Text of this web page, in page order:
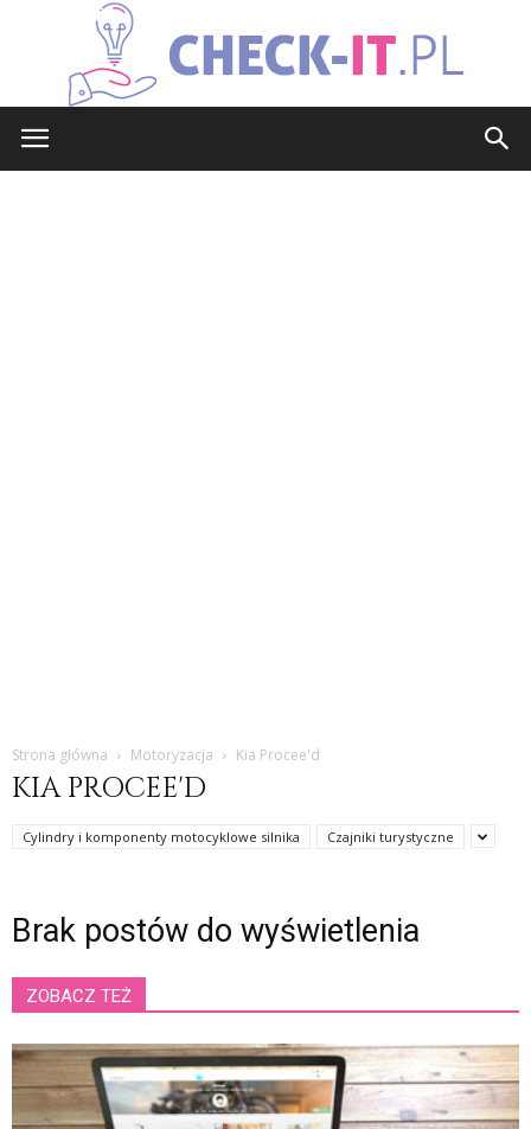
Strona główna Motoryzacja Kia Procee'd
KIA PROCEE'D
Cylindry i komponenty motocyklowe silnika Czajniki turystyczne
Brak postów do wyświetlenia
ZOBACZ TEŻ